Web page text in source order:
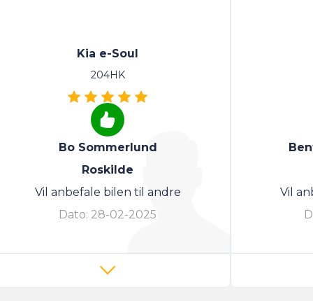
Kia e-Soul
204HK
Bo Sommerlund
Roskilde
Vil anbefale bilen til andre
Dato: 28-02-2025
Vil